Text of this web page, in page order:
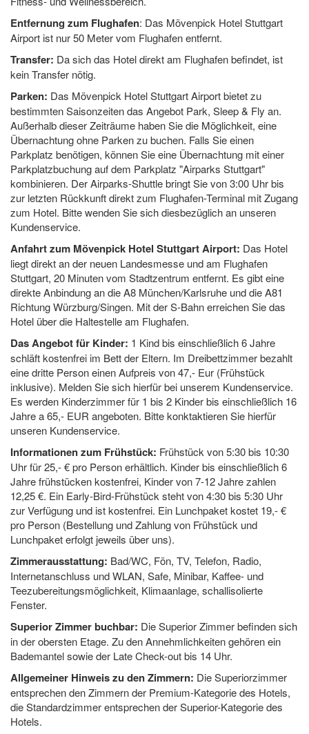
Entfernung zum Flughafen: Das Mövenpick Hotel Stuttgart
Airport ist nur50 Metervom Flughafen entfernt.
Transfer: Da sich das Hotel direkt am Flughafen befindet, ist
kein Transfer nötig.
Parken: Das Mövenpick Hotel Stuttgart Airport bietet zu
bestimmten Saisonzeiten das Angebot Park, Sleep & Fly an.
Außerhalb dieser Zeiträume haben Sie die Möglichkeit, eine
Übernachtung ohne Parken zu buchen. Falls Sie einen
Parkplatz benötigen, können Sie eine Übernachtung mit einer
Parkplatzbuchung auf dem Parkplatz "Airparks Stuttgart"
kombinieren. Der Airparks-Shuttle bringt Sie von 3:00 Uhr bis
zur letzten Rückkunft direkt zum Flughafen-Terminal mit Zugang
zum Hotel. Bitte wenden Sie sich diesbezüglich an unseren
Kundenservice.
Anfahrt zum Mövenpick Hotel Stuttgart Airport: Das Hotel
liegt direkt an der neuen Landesmesse und am Flughafen
Stuttgart, 20 Minutenvom Stadtzentrum entfernt. Es gibt eine
direkte Anbindung andie A8 München/Karlsruhe unddie A81
Richtung Würzburg/Singen. Mit der S-Bahn erreichen Sie das
Hotel über die Haltestelle am Flughafen.
Das Angebot für Kinder: 1 Kind bis einschließlich 6 Jahre
schläft kostenfrei im Bett der Eltern. Im Dreibettzimmer bezahlt
eine dritte Person einen Aufpreis von 47,- Eur (Frühstück
inklusive). Melden Sie sich hierfür bei unserem Kundenservice.
Es werden Kinderzimmer für 1 bis 2 Kinder bis einschließlich 16
Jahre a 65,- EUR angeboten. Bitte konktaktieren Sie hierfür
unseren Kundenservice.
Informationen zum Frühstück: Frühstück von 5:30 bis 10:30
Uhr für 25,- € pro Person erhältlich. Kinder bis einschließlich 6
Jahre frühstücken kostenfrei, Kinder von 7-12 Jahre zahlen
12,25 €. Ein Early-Bird-Frühstück steht von 4:30 bis 5:30 Uhr
zur Verfügung und ist kostenfrei. Ein Lunchpaket kostet 19,- €
pro Person (Bestellung und Zahlung von Frühstück und
Lunchpaket erfolgt jeweils über uns).
Zimmerausstattung: Bad/WC, Fön, TV, Telefon, Radio,
Internetanschluss und WLAN, Safe, Minibar, Kaffee- und
Teezubereitungsmöglichkeit, Klimaanlage, schallisolierte
Fenster.
Superior Zimmer buchbar: Die Superior Zimmer befinden sich
in der obersten Etage. Zu den Annehmlichkeiten gehören ein
Bademantel sowie der Late Check-out bis 14 Uhr.
Allgemeiner Hinweis zu den Zimmern: Die Superiorzimmer
entsprechen den Zimmern der Premium-Kategorie des Hotels,
die Standardzimmer entsprechen der Superior-Kategorie des
Hotels.